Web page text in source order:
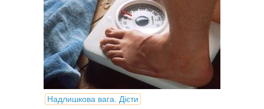
Надлишкова вага. Дієти